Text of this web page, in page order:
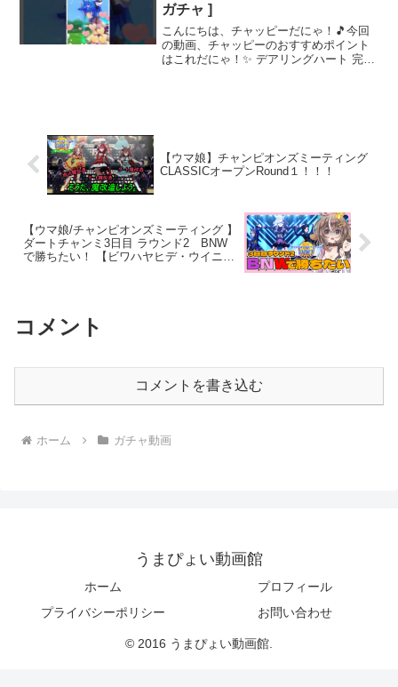
ガチャ ]
こんにちは、チャッピーだにゃ！🎵今回
の動画、チャッピーのおすすめポイント
はこれだにゃ！✨ デアリングハート 完凸
【ウマ娘】チャンピオンズミーティング
CLASSICオープンRound１！！！
【ウマ娘/チャンピオンズミーティング 】
ダートチャンミ3日目 ラウンド2 BNW
で勝ちたい！ 【ビワハヤヒデ・ウイニン
コメント
コメントを書き込む
ホーム ガチャ動画
うまぴょい動画館
ホーム
プロフィール
プライバシーポリシー
お問い合わせ
© 2016 うまぴょい動画館.